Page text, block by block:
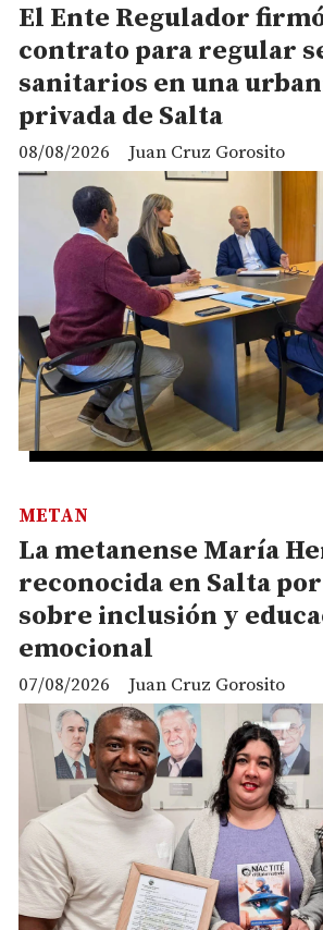
El Ente Regulador
contrato para regular
sanitarios en una
privada de Salta
Juan Cruz Gorosito
08/08/2026
La metanense María
reconocida en Salta
sobre inclusión y
emocional
Juan Cruz Gorosito
METAN
07/08/2026